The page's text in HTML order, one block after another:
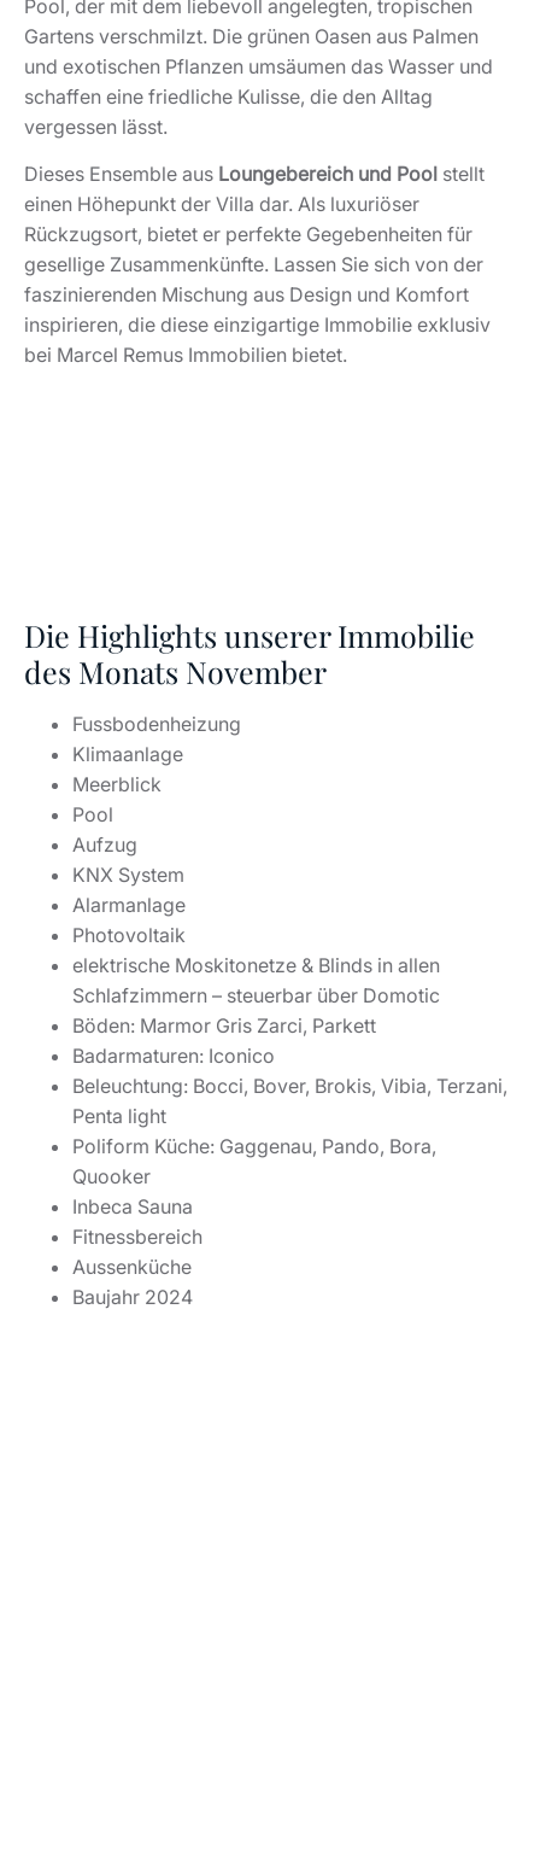
Pool, der mit dem liebevoll angelegten, tropischen
Gartens verschmilzt. Die grünen Oasen aus Palmen
und exotischen Pflanzen umsäumen das Wasser und
schaffen eine friedliche Kulisse, die den Alltag
vergessen lässt.
Dieses Ensemble aus Loungebereich und Pool stellt
einen Höhepunkt der Villa dar. Als luxuriöser
Rückzugsort, bietet er perfekte Gegebenheiten für
gesellige Zusammenkünfte. Lassen Sie sich von der
faszinierenden Mischung aus Design und Komfort
inspirieren, die diese einzigartige Immobilie exklusiv
bei Marcel Remus Immobilien bietet.
Die Highlights unserer Immobilie
des Monats November
Fussbodenheizung
Klimaanlage
Meerblick
Pool
Aufzug
KNX System
Alarmanlage
Photovoltaik
elektrische Moskitonetze & Blinds in allen
Schlafzimmern – steuerbar über Domotic
Böden: Marmor Gris Zarci, Parkett
Badarmaturen: Iconico
Beleuchtung: Bocci, Bover, Brokis, Vibia, Terzani,
Penta light
Poliform Küche: Gaggenau, Pando, Bora,
Quooker
Inbeca Sauna
Fitnessbereich
Aussenküche
Baujahr 2024